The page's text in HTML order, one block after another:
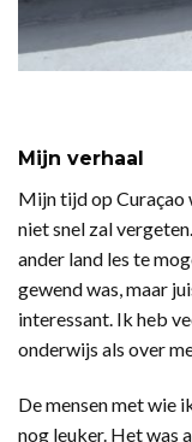
Mijn verhaal
Mijn tijd op Curaçao
niet snel zal
ander land les te
gewend was, maar
interessant. Ik heb
onderwijs als over
De mensen met wie
nog leuker. Het was